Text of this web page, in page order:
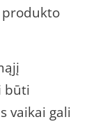
būti
vaikai gali